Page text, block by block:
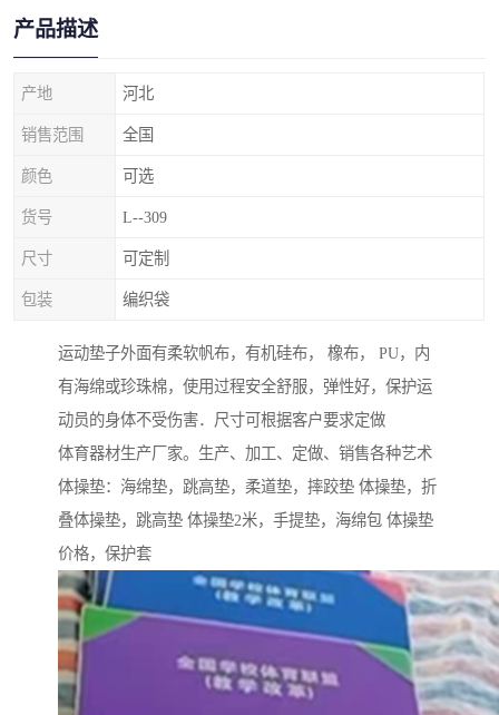
产品描述
产地 河北
销售范围 全国
颜色 可选
货号 L--309
尺寸 可定制
包装 编织袋
运动垫子外面有柔软帆布，有机硅布， 橡布， PU，内
有海绵或珍珠棉，使用过程安全舒服，弹性好，保护运
动员的身体不受伤害．尺寸可根据客户要求定做
体育器材生产厂家。生产、加工、定做、销售各种艺术
体操垫：海绵垫，跳高垫，柔道垫，摔跤垫 体操垫，折
叠体操垫，跳高垫 体操垫2米，手提垫，海绵包 体操垫
价格，保护套